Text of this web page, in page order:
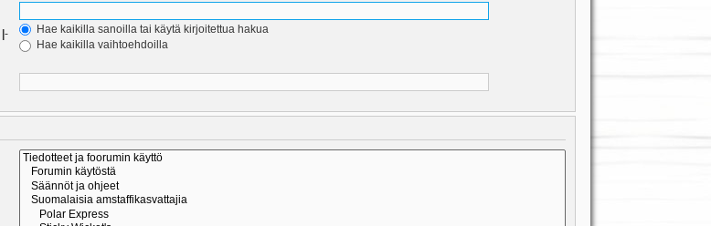
-
Hae kaikilla sanoilla tai käytä kirjoitettua hakua
Hae kaikilla vaihtoehdoilla